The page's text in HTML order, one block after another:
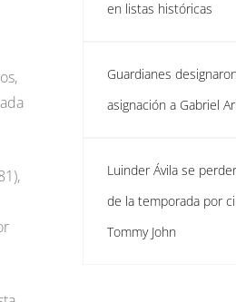
en listas históricas
Guardianes
asignación a Gabriel
Luinder Ávila se
de la temporada por
Tommy John